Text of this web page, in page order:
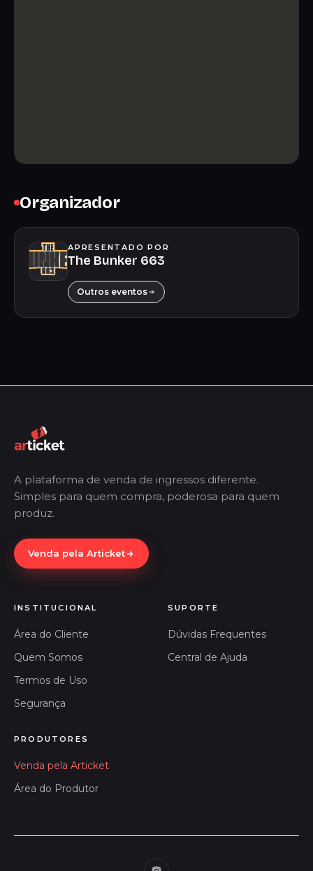
Organizador
APRESENTADO POR
The Bunker 663
Outros eventos
A plataforma de venda de ingressos diferente.
Simples para quem compra, poderosa para quem
produz.
Venda pela Articket
INSTITUCIONAL
Área do Cliente
Quem Somos
Termos de Uso
Segurança
SUPORTE
Dúvidas Frequentes
Central de Ajuda
PRODUTORES
Venda pela Articket
Área do Produtor